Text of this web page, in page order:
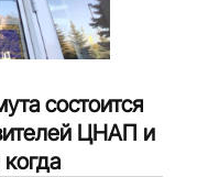
состоится
ЦНАП и